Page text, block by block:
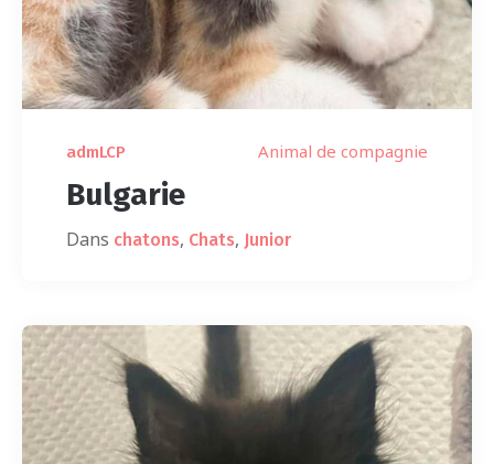
admLCP Animal de compagnie
Bulgarie
Dans chatons, Chats, Junior